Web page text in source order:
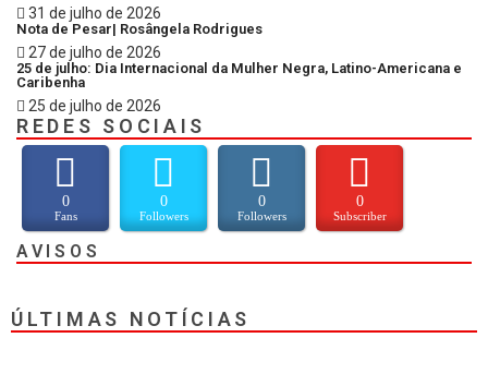
31 de julho de 2026
Nota de Pesar| Rosângela Rodrigues
27 de julho de 2026
25 de julho: Dia Internacional da Mulher Negra, Latino-Americana e
Caribenha
25 de julho de 2026
REDES SOCIAIS
0
Fans
0
Followers
0
Followers
0
Subscriber
AVISOS
ÚLTIMAS NOTÍCIAS